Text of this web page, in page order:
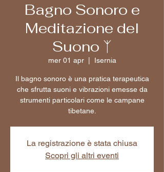
Bagno Sonoro e
Meditazione del
Suono ᛉ
mer 01 apr
  |
Isernia
Il bagno sonoro è una pratica terapeutica
che sfrutta suoni e vibrazioni emesse da
strumenti particolari come le campane
tibetane.
La registrazione è stata chiusa
Scopri gli altri eventi